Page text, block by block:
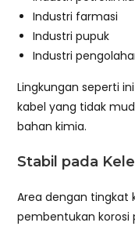
Industri farmasi
Industri pupuk
Industri
Lingkungan seperti
kabel yang tidak
bahan kimia.
Stabil pada
Area dengan tingkat
pembentukan korosi